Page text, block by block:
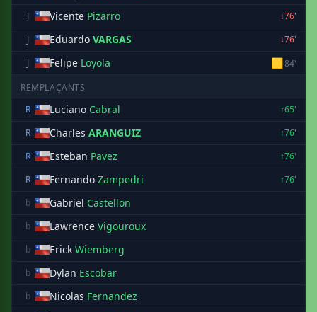
J
Vicente Pizarro
↓76'
J
Eduardo VARGAS
↓76'
J
Felipe Loyola 🟨84'
REMPLAÇANTS
R
Luciano Cabral
↑65'
R
Charles ARANGUIZ
↑76'
R
Esteban Pavez
↑76'
R
Fernando Zampedri
↑76'
b
Gabriel Castellon
b Lawrence Vigouroux
b Erick Wiemberg
b Dylan Escobar
b Nicolas Fernandez